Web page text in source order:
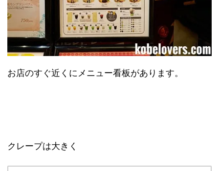
お店のすぐ近くにメニュー看板があります。
クレープは大きく